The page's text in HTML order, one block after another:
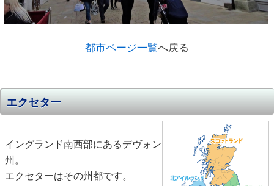
都市ページ一覧へ戻る
エクセター
イングランド南西部にあるデヴォン
州。
エクセターはその州都です。